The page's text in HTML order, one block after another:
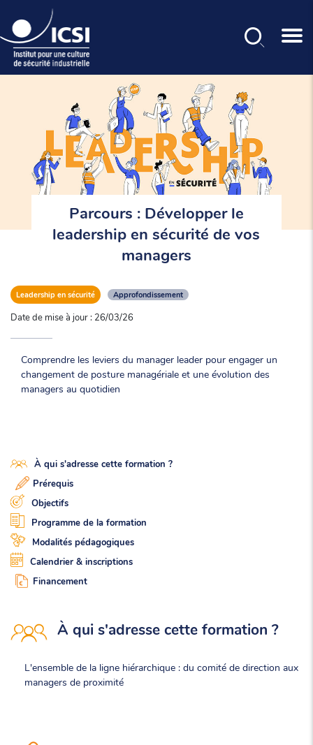
Parcours : Développer le
leadership en sécurité de vos
managers
Leadership en sécurité Approfondissement
Date de mise à jour : 26/03/26
Comprendre les leviers du manager leader pour engager un
changement de posture managériale et une évolution des
managers au quotidien
À qui s'adresse cette formation ?
Prérequis
Objectifs
Programme de la formation
Modalités pédagogiques
Calendrier & inscriptions
Financement
À qui s'adresse cette formation ?
L'ensemble de la ligne hiérarchique : du comité de direction aux
managers de proximité